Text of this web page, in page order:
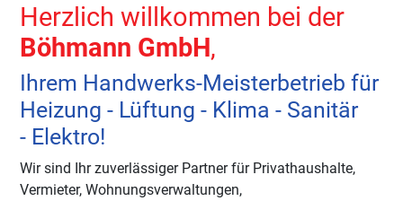
Herzlich willkommen bei der
Böhmann GmbH,
Ihrem Handwerks-Meisterbetrieb für
Heizung - Lüftung - Klima - Sanitär
- Elektro!
Wir sind Ihr zuverlässiger Partner für Privathaushalte,
Vermieter, Wohnungsverwaltungen,